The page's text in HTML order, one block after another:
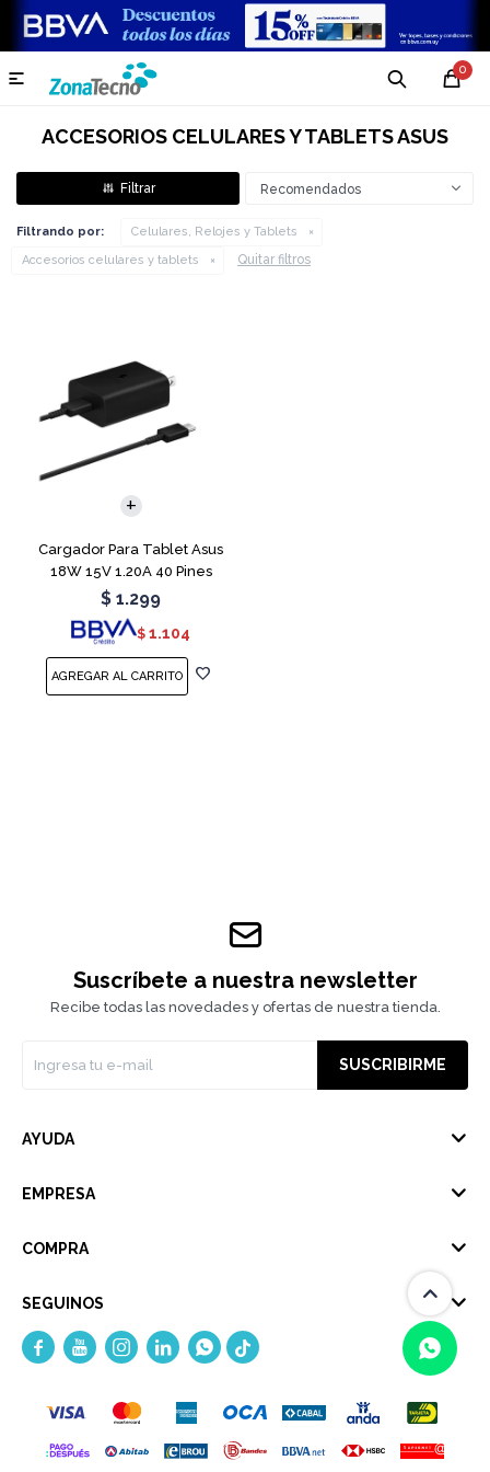
0

ACCESORIOS CELULARES Y TABLETS ASUS
Recomendados
Filtrando por:
Celulares, Relojes y Tablets
Accesorios celulares y tablets
Quitar filtros
Cargador Para Tablet Asus
18W 15V 1.20A 40 Pines
$ 1.299
$ 1.104
(0/4)
Suscríbete a nuestra newsletter
Recibe todas las novedades y ofertas de nuestra tienda.
SUSCRIBIRME
AYUDA
EMPRESA
COMPRA
SEGUINOS
    